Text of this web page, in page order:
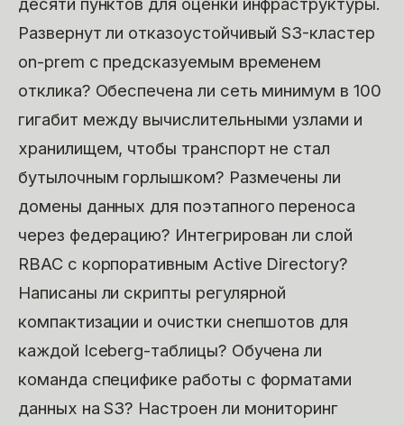
Развернут ли отказоустойчивый S3-кластер
on-prem с предсказуемым временем
отклика? Обеспечена ли сеть минимум в 100
гигабит между вычислительными узлами и
хранилищем, чтобы транспорт не стал
бутылочным горлышком? Размечены ли
домены данных для поэтапного переноса
через федерацию? Интегрирован ли слой
RBAC с корпоративным Active Directory?
Написаны ли скрипты регулярной
компактизации и очистки снепшотов для
каждой Iceberg-таблицы? Обучена ли
команда специфике работы с форматами
данных на S3? Настроен ли мониторинг